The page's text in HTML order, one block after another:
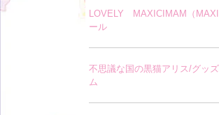
LOVELY MAXICIMAM（
ール
不思議な国の黒猫アリス/グッ
ム